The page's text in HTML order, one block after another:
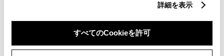
詳細を表示
すべてのCookieを許可
装備・オプション